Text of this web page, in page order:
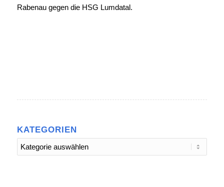
Rabenau gegen die HSG Lumdatal.
KATEGORIEN
Kategorien